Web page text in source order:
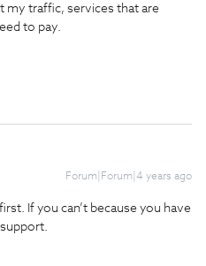
my traffic, services that are
to pay.
Forum|Forum|4 years ago
If you can’t because you have